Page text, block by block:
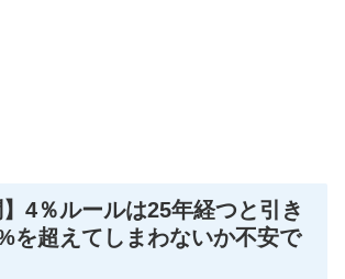
】4％ルールは25年経つと引き
を超えてしまわないか不安で